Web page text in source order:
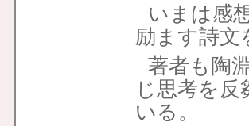
いまは感
励ます詩文
著者も陶
じ思考を
いる。